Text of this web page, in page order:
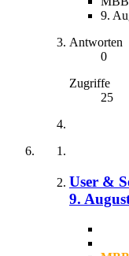
9.
Antworten
0
Zugriffe
25
User &
9.